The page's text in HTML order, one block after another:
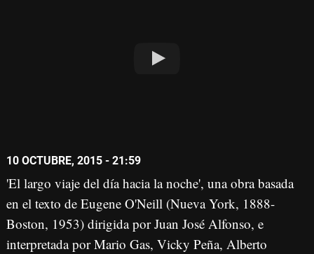
10 OCTUBRE, 2015 - 21:59
'El largo viaje del día hacia la noche', una obra basada
en el texto de Eugene O'Neill (Nueva York, 1888-
Boston, 1953) dirigida por Juan José Alfonso, e
interpretada por Mario Gas, Vicky Peña, Alberto